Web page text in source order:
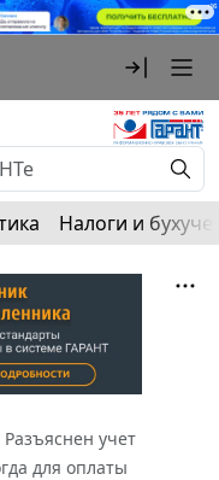
Налоги и
Разъяснен учет
для оплаты